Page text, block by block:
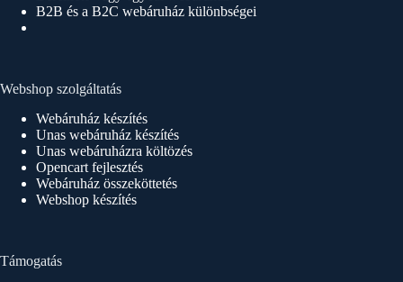
B2B és a B2C webáruház különbségei
Webshop szolgáltatás
Webáruház készítés
Unas webáruház készítés
Unas webáruházra költözés
Opencart fejlesztés
Webáruház összeköttetés
Webshop készítés
Támogatás